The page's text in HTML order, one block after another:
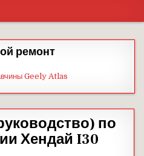
ремонт
Geely Atlas
по
Хендай I30